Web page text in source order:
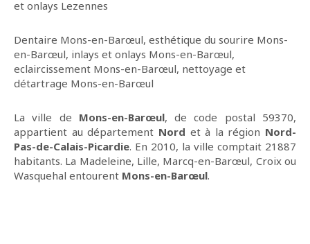
et onlays Lezennes
Dentaire Mons-en-Barœul, esthétique du sourire Mons-
en-Barœul, inlays et onlays Mons-en-Barœul,
eclaircissement Mons-en-Barœul, nettoyage et
détartrage Mons-en-Barœul
La ville de Mons-en-Barœul, de code postal 59370,
appartient au département Nord et à la région Nord-
Pas-de-Calais-Picardie. En 2010, la ville comptait 21887
habitants. La Madeleine, Lille, Marcq-en-Barœul, Croix ou
Wasquehal entourent Mons-en-Barœul.